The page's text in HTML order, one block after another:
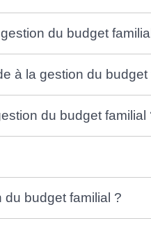
du budget
à la gestion du budget
du budget familial
budget familial ?